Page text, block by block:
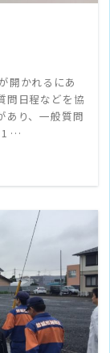
開かれるにあ
問日程などを協
り、一般質問
…